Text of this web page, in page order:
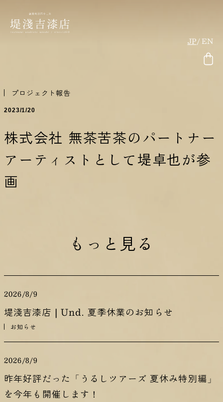
JP EN
プロジェクト報告
2023/1/20
株式会社 無茶苦茶のパートナー
アーティストとして堤卓也が参
画
もっと見る
2026/8/9
堤淺吉漆店 | Und. 夏季休業のお知らせ
お知らせ
2026/8/9
昨年好評だった「うるしツアーズ 夏休み特別編」
を今年も開催します！